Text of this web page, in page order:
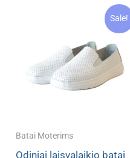
Sale!
Batai Moterims
Odiniai laisvalaikio batai